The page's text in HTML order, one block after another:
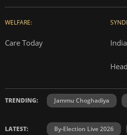
WELFARE:
Care Today
TRENDING: Jammu Choghadiya
LATEST: By-Election Live 2026